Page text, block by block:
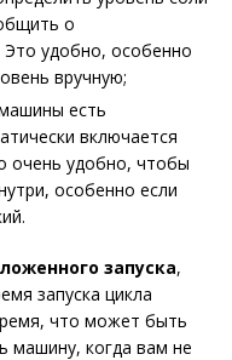
о
удобно, особенно
вручную;
есть
включается
очень удобно, чтобы
особенно если
запуска,
запуска цикла
что может быть
машину, когда вам не